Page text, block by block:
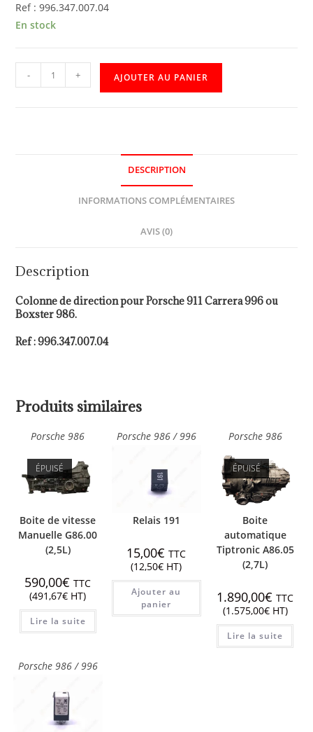
Ref : 996.347.007.04
En stock
- + AJOUTER AU PANIER
DESCRIPTION
INFORMATIONS COMPLÉMENTAIRES
AVIS (0)
Description
Colonne de direction pour Porsche 911 Carrera 996 ou
Boxster 986.
Ref : 996.347.007.04
Produits similaires
Porsche 986
ÉPUISÉ
Boite de vitesse
Manuelle G86.00
(2,5L)
590,00€ TTC
(491,67€ HT)
Lire la suite
Porsche 986 / 996
Relais 191
15,00€ TTC
(12,50€ HT)
Ajouter au
panier
Porsche 986
ÉPUISÉ
Boite
automatique
Tiptronic A86.05
(2,7L)
1.890,00€ TTC
(1.575,00€HT)
Lire la suite
Porsche 986 / 996